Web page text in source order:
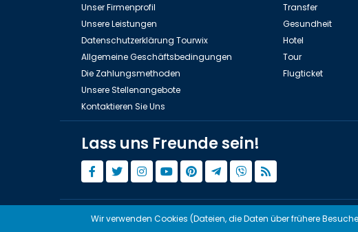
Unser Firmenprofil
Unsere Leistungen
Datenschutzerklärung Tourwix
Allgemeine Geschäftsbedingungen
Die Zahlungsmethoden
Unsere Stellenangebote
Kontaktieren Sie Uns
Transfer
Gesundheit
Hotel
Tour
Flugticket
Lass uns Freunde sein!
© Copyright 2015 - 2026,Tourwix.de
Artmodern UG
Wir verwenden Cookies (Dateien, die Daten über frühere